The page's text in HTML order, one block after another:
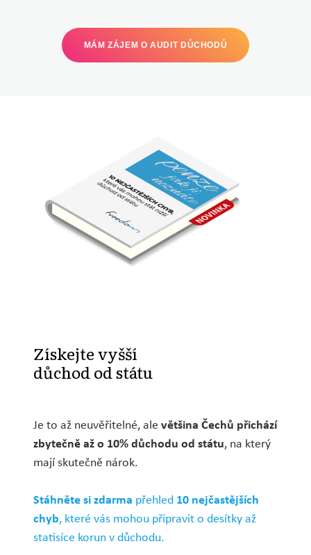
MÁM ZÁJEM O AUDIT DŮCHODŮ
Získejte vyšší
důchod od státu
Je to až neuvěřitelné, ale většina Čechů přichází
zbytečně až o 10% důchodu od státu, na který
mají skutečně nárok.
Stáhněte si zdarma přehled 10 nejčastějších
chyb, které vás mohou připravit o desítky až
statisíce korun v důchodu.